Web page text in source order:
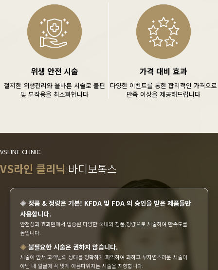
위생 안전 시술
철저한 위생관리와 올바른 시술로 불편
및 부작용을 최소화합니다
가격 대비 효과
다양한 이벤트를 통한 합리적인 가격으로
만족 이상을 제공해드립니다
VSLINE CLINIC
VS라인 클리닉 바디보톡스
◈ 정품 & 정량은 기본! KFDA 및 FDA 의 승인을 받은 제품들만
사용합니다.
안전성과 효과면에서 입증된 다양한 국내외 정품,정량으로 시술하여 만족도를
높입니다.
◈ 불필요한 시술은 권하지 않습니다.
시술에 앞서 고객님의 상태를 정확하게 파악하여 과하고 부자연스러운 시술이
아닌 내 얼굴에 꼭 맞게 아름다워지는 시술을 지향합니다.